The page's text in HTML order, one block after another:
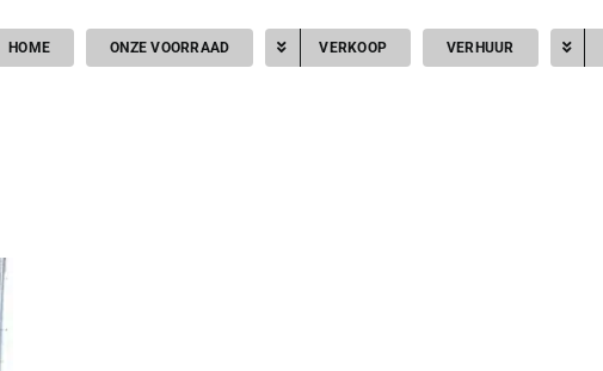
HOME ONZE VOORRAAD VERKOOP VERHUUR